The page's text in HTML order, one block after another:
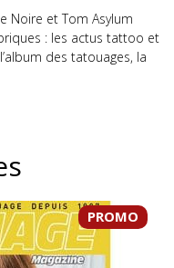
Noire et Tom Asylum
: les actus tattoo et
des tatouages, la
PROMO